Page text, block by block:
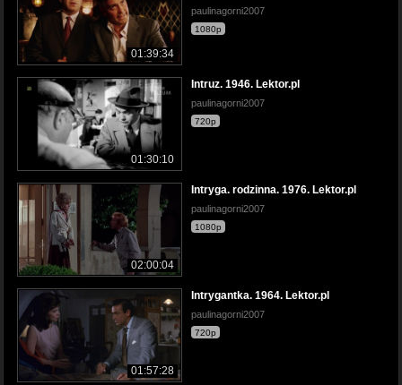
01:39:34
paulinagorni2007
1080p
01:30:10
Intruz. 1946. Lektor.pl
paulinagorni2007
720p
02:00:04
Intryga. rodzinna. 1976. Lektor.pl
paulinagorni2007
1080p
01:57:28
Intrygantka. 1964. Lektor.pl
paulinagorni2007
720p